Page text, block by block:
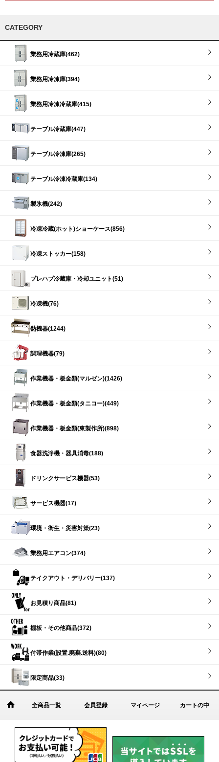
CATEGORY
業務用冷蔵庫(462)
業務用冷凍庫(394)
業務用冷凍冷蔵庫(415)
テーブル冷蔵庫(447)
テーブル冷凍庫(265)
テーブル冷凍冷蔵庫(134)
製氷機(242)
冷凍冷蔵(ホット)ショーケース(856)
冷凍ストッカー(158)
プレハブ冷蔵庫・冷却ユニット(51)
冷凍機(76)
熱機器(1244)
調理機器(79)
作業機器・板金類(マルゼン)(1426)
作業機器・板金類(タニコー)(449)
作業機器・板金類(東製作所)(898)
食器洗浄機・器具消毒(188)
ドリンクサービス機器(53)
サービス機器(17)
環境・衛生・災害対策(23)
業務用エアコン(374)
テイクアウト・デリバリー(137)
お見積り商品(81)
棚板・その他商品(372)
付帯作業(設置.廃棄.送料)(80)
限定商品(33)
全商品一覧 会員登録 マイページ カートの中